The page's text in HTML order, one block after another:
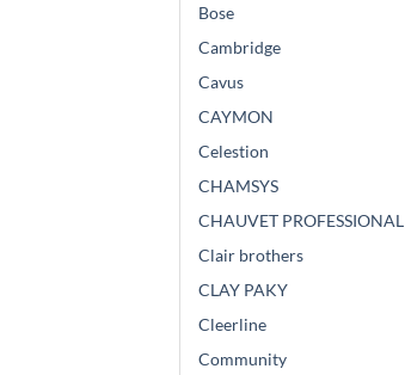
Bose
Cambridge
Cavus
CAYMON
Celestion
CHAMSYS
CHAUVET PROFESSIONAL
Clair brothers
CLAY PAKY
Cleerline
Community